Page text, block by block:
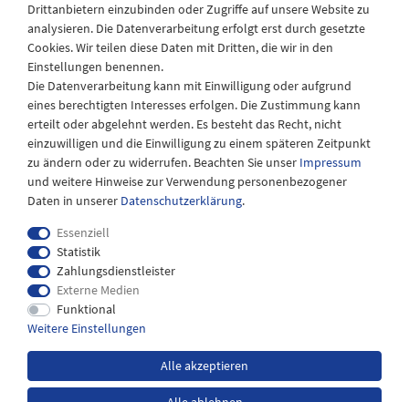
Montag - Freitag
08:30 - 12:30 und 13.00 - 17.30 Uhr
Samstags
08:30 bis 12:30 Uhr
Impressum
Widerrufs­recht
Drittanbietern einzubinden oder Zugriffe auf unsere Website zu
analysieren. Die Datenverarbeitung erfolgt erst durch gesetzte
Cookies. Wir teilen diese Daten mit Dritten, die wir in den
Einstellungen benennen.
Die Datenverarbeitung kann mit Einwilligung oder aufgrund
eines berechtigten Interesses erfolgen. Die Zustimmung kann
erteilt oder abgelehnt werden. Es besteht das Recht, nicht
einzuwilligen und die Einwilligung zu einem späteren Zeitpunkt
zu ändern oder zu widerrufen. Beachten Sie unser Impressum
und weitere Hinweise zur Verwendung personenbezogener
Daten in unserer Daten­schutz­erklärung.
Essenziell
Statistik
Zahlungsdienstleister
Externe Medien
Funktional
Weitere Einstellungen
Alle akzeptieren